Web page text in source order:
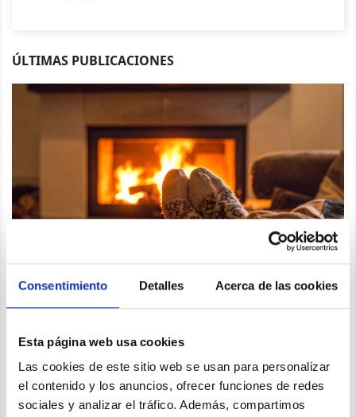
Consentimiento Detalles Acerca de las cookies
Esta página web usa cookies
Las cookies de este sitio web se usan para personalizar
el contenido y los anuncios, ofrecer funciones de redes
sociales y analizar el tráfico. Además, compartimos
ÚLTIMAS PUBLICACIONES
ESTE INVIERNO?
Tipos de energía y sus ventajas Cuando llega el frío, elegir el
sistema de calefacción adecuado puede marcar la diferencia
entre pasar el invierno a gusto o temblando de frío. En